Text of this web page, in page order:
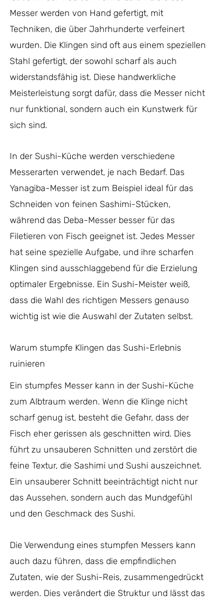
Messer werden von Hand gefertigt, mit
Techniken, die über Jahrhunderte verfeinert
wurden. Die Klingen sind oft aus einem speziellen
Stahl gefertigt, der sowohl scharf als auch
widerstandsfähig ist. Diese handwerkliche
Meisterleistung sorgt dafür, dass die Messer nicht
nur funktional, sondern auch ein Kunstwerk für
sich sind.
In der Sushi-Küche werden verschiedene
Messerarten verwendet, je nach Bedarf. Das
Yanagiba-Messer ist zum Beispiel ideal für das
Schneiden von feinen Sashimi-Stücken,
während das Deba-Messer besser für das
Filetieren von Fisch geeignet ist. Jedes Messer
hat seine spezielle Aufgabe, und ihre scharfen
Klingen sind ausschlaggebend für die Erzielung
optimaler Ergebnisse. Ein Sushi-Meister weiß,
dass die Wahl des richtigen Messers genauso
wichtig ist wie die Auswahl der Zutaten selbst.
Warum stumpfe Klingen das Sushi-Erlebnis
ruinieren
Ein stumpfes Messer kann in der Sushi-Küche
zum Albtraum werden. Wenn die Klinge nicht
scharf genug ist, besteht die Gefahr, dass der
Fisch eher gerissen als geschnitten wird. Dies
führt zu unsauberen Schnitten und zerstört die
feine Textur, die Sashimi und Sushi auszeichnet.
Ein unsauberer Schnitt beeinträchtigt nicht nur
das Aussehen, sondern auch das Mundgefühl
und den Geschmack des Sushi.
Die Verwendung eines stumpfen Messers kann
auch dazu führen, dass die empfindlichen
Zutaten, wie der Sushi-Reis, zusammengedrückt
werden. Dies verändert die Struktur und lässt das